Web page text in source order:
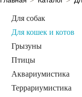
Для собак
Для кошек и котов
Грызуны
Птицы
Аквариумистика
Террариумистика